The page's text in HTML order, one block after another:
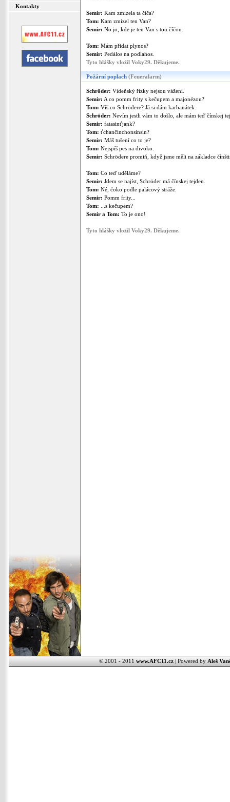
Kontakty
Semir: Kam zmizela ta číča?
Tom: Kam zmizel ten Van?
Semir: No jo, kde je ten Van s tou číčou.
Tom: Mám přidat plynos?
Semir: Pedálos na podlahos.
Tyto hlášky vložil Voky29. Děkujeme.
Požární poplach (Feueralarm)
Schröder: Vídeňský řízky nejsou vážení.
Semir: A co pomm frity s kečupem a majonézou?
Tom: Víš co Schrödere? Já si dám karbanátek.
Schröder: Nevím jestli vám to došlo, ale mám teď čínskej
Semir: fatasinťjank?
Tom: ťchančinchonsinsin?
Semir: Máš tušení co to je?
Tom: Nejspíš pes na divoko.
Semir: Schrödere promiň, když jsme měli na základce
Tom: Co teď uděláme?
Semir: Jdem se najíst, Schröder má čínskej tejden.
Tom: Né, čoko podle palácový stráže.
Semir: Pomm frity...
Tom: ...s kečupem?
Semir a Tom: To je ono!
Tyto hlášky vložil Voky29. Děkujeme.
© 2001 - 2011 www.AFC11.cz| Powered by Aleš